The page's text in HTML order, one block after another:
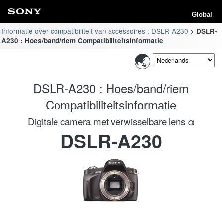
Global
Informatie over compatibiliteit van accessoires : DSLR-A230
DSLR-
A230 : Hoes/band/riem Compatibiliteitsinformatie
DSLR-A230 : Hoes/band/riem
Compatibiliteitsinformatie
Digitale camera met verwisselbare lens α
DSLR-A230